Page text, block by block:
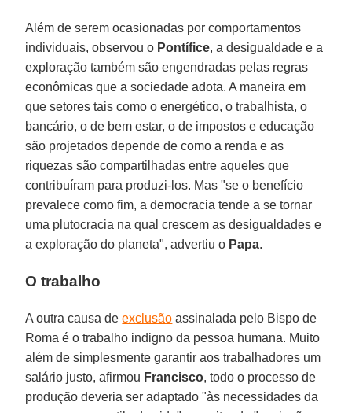
Além de serem ocasionadas por comportamentos
individuais, observou o Pontífice, a desigualdade e a
exploração também são engendradas pelas regras
econômicas que a sociedade adota. A maneira em
que setores tais como o energético, o trabalhista, o
bancário, o de bem estar, o de impostos e educação
são projetados depende de como a renda e as
riquezas são compartilhadas entre aqueles que
contribuíram para produzi-los. Mas "se o benefício
prevalece como fim, a democracia tende a se tornar
uma plutocracia na qual crescem as desigualdades e
a exploração do planeta", advertiu o Papa.
O trabalho
A outra causa deexclusão assinalada pelo Bispo de
Roma é o trabalho indigno da pessoa humana. Muito
além de simplesmente garantir aos trabalhadores um
salário justo, afirmou Francisco, todo o processo de
produção deveria ser adaptado "às necessidades da